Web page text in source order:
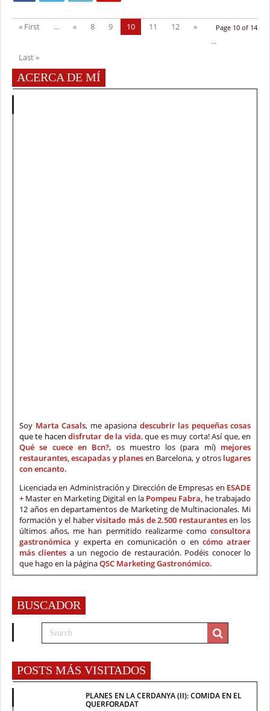
Page 10 of 14
« First ... « 8 9 10 11 12
»
...
Last »
ACERCA DE MÍ
Soy Marta Casals, me apasiona descubrir las pequeñas cosas
que te hacen disfrutar de la vida,que es muy corta! Así que, en
Qué se cuece en Bcn?, os muestro los (para mí) mejores
restaurantes, escapadas y planesen Barcelona, y otros lugares
con encanto.
Licenciada en Administración y Dirección de Empresas en ESADE
+ Master en Marketing Digital en la Pompeu Fabra, he trabajado
12 años en departamentos de Marketing de Multinacionales. Mi
formación y el habervisitado más de 2.500 restaurantes en los
últimos años, me han permitido realizarme como consultora
gastronómicay experta en comunicación o en cómo atraer
más clientes a un negocio de restauración. Podéis conocer lo
que hago en la páginaQSC Marketing Gastronómico.
BUSCADOR
POSTS MÁS VISITADOS
PLANES EN LA CERDANYA (II): COMIDA EN EL
QUERFORADAT